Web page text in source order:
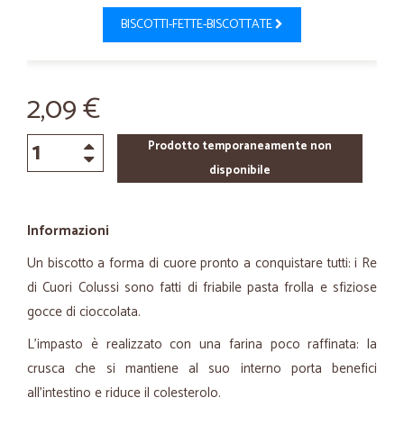
BISCOTTI-FETTE-BISCOTTATE
2,09 €
Prodotto temporaneamente non
disponibile
Informazioni
Un biscotto a forma di cuore pronto a conquistare tutti: i Re
di Cuori Colussi sono fatti di friabile pasta frolla e sfiziose
gocce di cioccolata.
L'impasto è realizzato con una farina poco raffinata: la
crusca che si mantiene al suo interno porta benefici
all'intestino e riduce il colesterolo.